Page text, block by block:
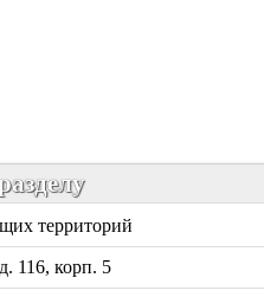
территорий
116, корп. 5